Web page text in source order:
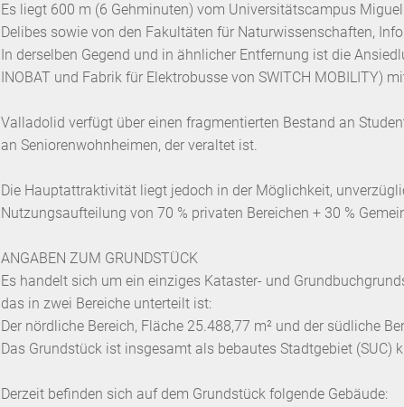
Es liegt 600 m (6 Gehminuten) vom Universitätscampus Miguel
Delibes sowie von den Fakultäten für Naturwissenschaften,
In derselben Gegend und in ähnlicher Entfernung ist die
INOBAT und Fabrik für Elektrobusse von SWITCH MOBILITY)
Valladolid verfügt über einen fragmentierten Bestand an
an Seniorenwohnheimen, der veraltet ist.
Die Hauptattraktivität liegt jedoch in der Möglichkeit,
Nutzungsaufteilung von 70 % privaten Bereichen + 30 %
ANGABEN ZUM GRUNDSTÜCK
Es handelt sich um ein einziges Kataster- und
das in zwei Bereiche unterteilt ist:
Der nördliche Bereich, Fläche 25.488,77 m² und der südliche
Das Grundstück ist insgesamt als bebautes Stadtgebiet (SUC)
Derzeit befinden sich auf dem Grundstück folgende Gebäude: